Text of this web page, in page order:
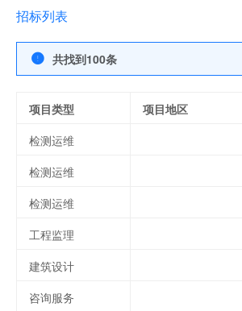
招标列表
共找到100条
项目类型 项目地区
检测运维
检测运维
检测运维
工程监理
建筑设计
咨询服务